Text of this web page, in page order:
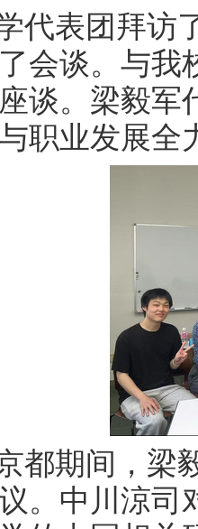
代表团拜访
会谈。与我
谈。梁毅军
职业发展全
都期间，梁
。 中川涼司